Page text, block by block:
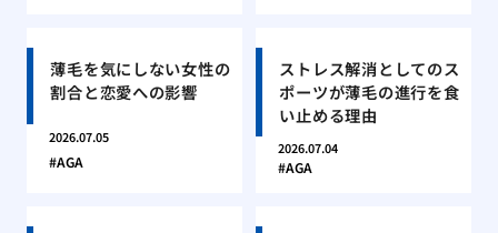
薄毛を気にしない女性の
割合と恋愛への影響
2026.07.05
AGA
ストレス解消としてのス
ポーツが薄毛の進行を食
い止める理由
2026.07.04
AGA